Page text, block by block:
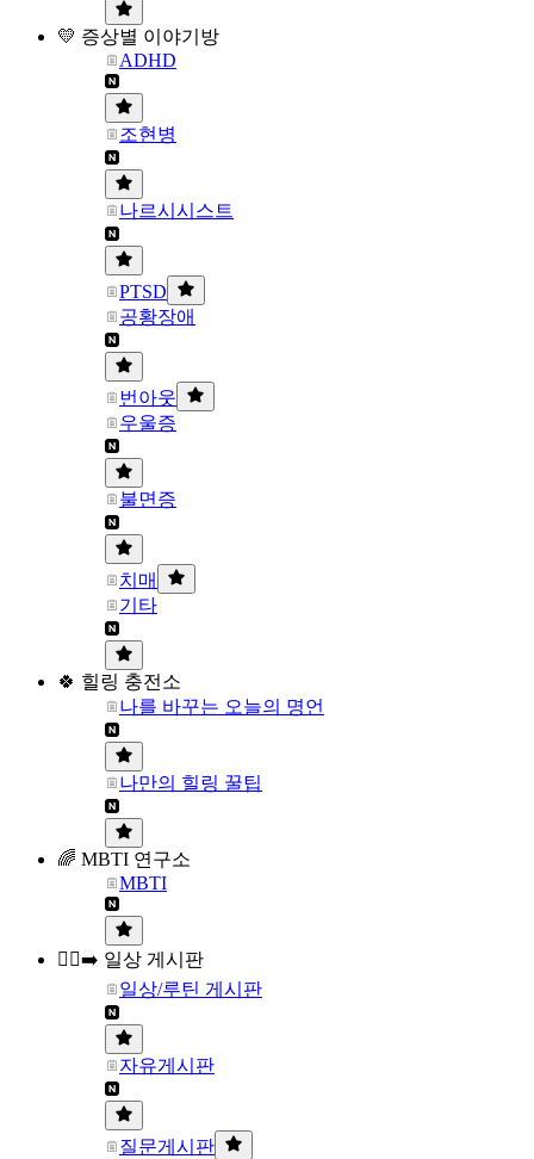
💛 증상별 이야기방
ADHD
조현병
나르시시스트
PTSD
공황장애
번아웃
우울증
불면증
치매
기타
🍀 힐링 충전소
나를 바꾸는 오늘의 명언
나만의 힐링 꿀팁
🌈 MBTI 연구소
MBTI
🏃‍♀️‍➡️ 일상 게시판
일상/루틴 게시판
자유게시판
질문게시판